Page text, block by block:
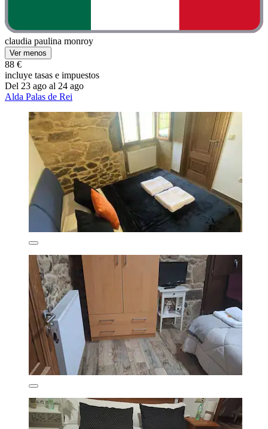
claudia paulina monroy
Ver menos
88 €
incluye tasas e impuestos
Del 23 ago al 24 ago
Alda Palas de Rei